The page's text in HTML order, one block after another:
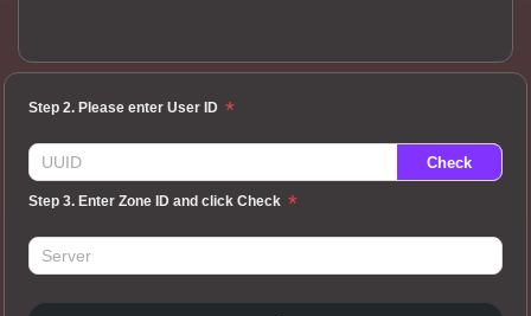
Step 2. Please enter User ID *
Step 3. Enter Zone ID and click Check *